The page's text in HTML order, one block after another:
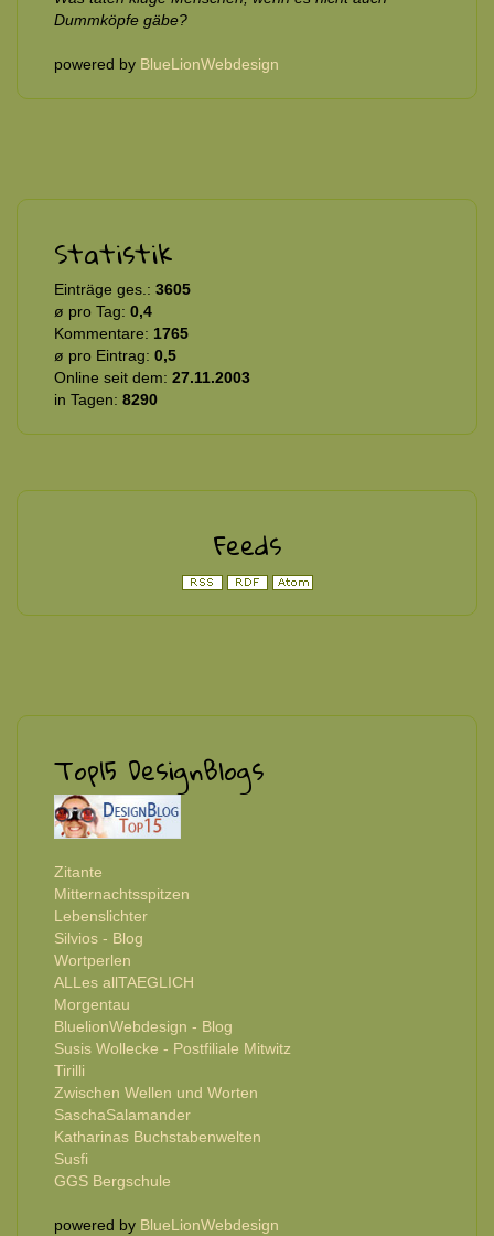
Dummköpfe gäbe?
powered by BlueLionWebdesign
Statistik
Einträge ges.: 3605
ø pro Tag: 0,4
Kommentare: 1765
ø pro Eintrag: 0,5
Online seit dem: 27.11.2003
in Tagen: 8290
Feeds
Top15 DesignBlogs
Zitante
Mitternachtsspitzen
Lebenslichter
Silvios - Blog
Wortperlen
ALLes allTAEGLICH
Morgentau
BluelionWebdesign - Blog
Susis Wollecke - Postfiliale Mitwitz
Tirilli
Zwischen Wellen und Worten
SaschaSalamander
Katharinas Buchstabenwelten
Susfi
GGS Bergschule
powered by BlueLionWebdesign